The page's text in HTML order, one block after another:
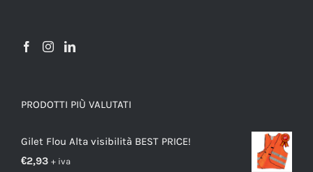
PRODOTTI PIÙ VALUTATI
Gilet Flou Alta visibilità BEST PRICE!
€2,93 + iva